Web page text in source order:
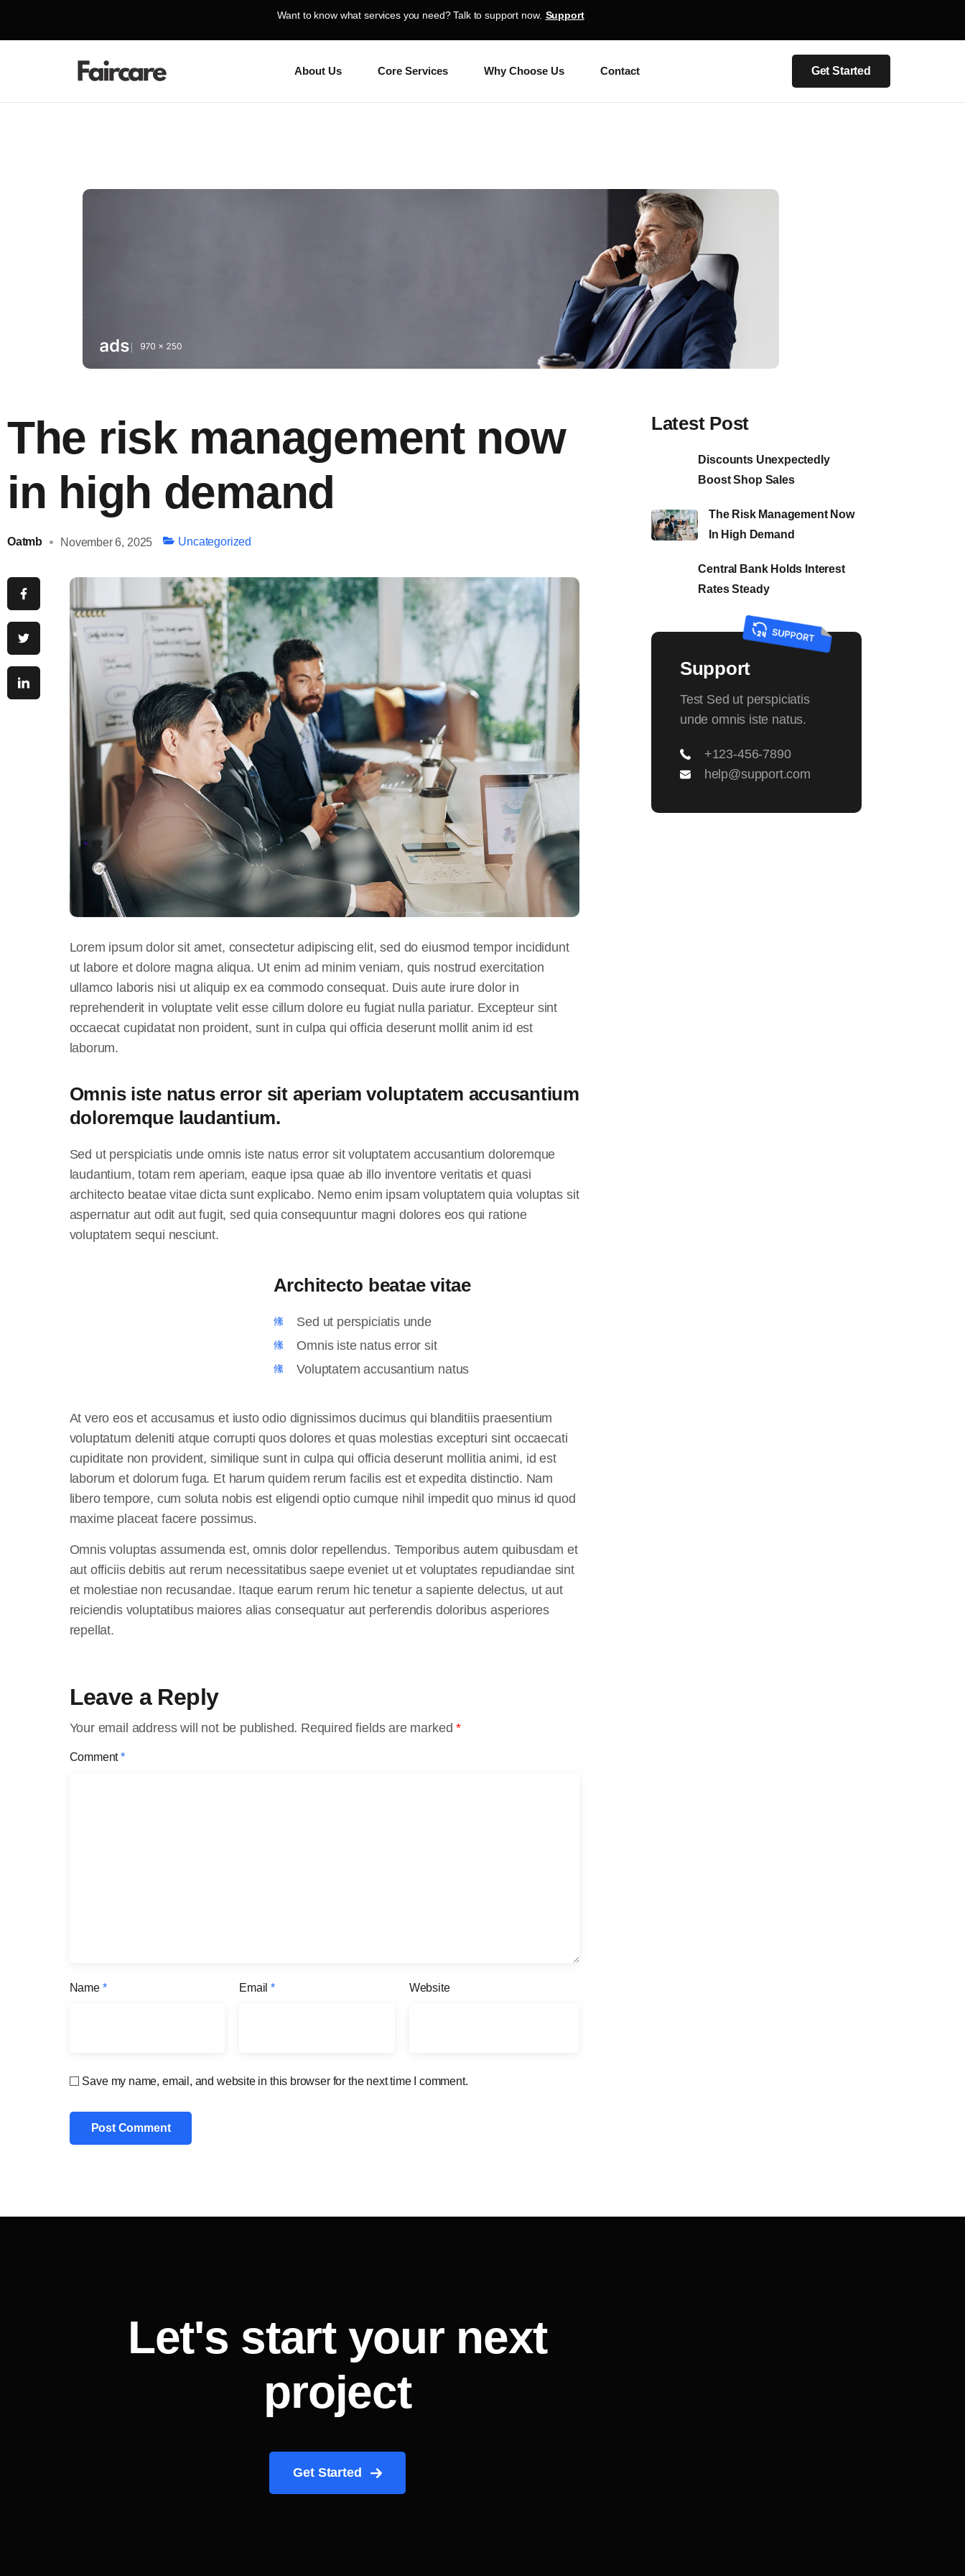
Want to know what services you need? Talk to support now. Support
About Us Core Services Why Choose Us Contact Get Started
The risk management now
in high demand
Oatmb November 6, 2025 Uncategorized
Lorem ipsum dolor sit amet, consectetur adipiscing elit, sed do eiusmod tempor incididunt
ut labore et dolore magna aliqua. Ut enim ad minim veniam, quis nostrud exercitation
ullamco laboris nisi ut aliquip ex ea commodo consequat. Duis aute irure dolor in
reprehenderit in voluptate velit esse cillum dolore eu fugiat nulla pariatur. Excepteur sint
occaecat cupidatat non proident, sunt in culpa qui officia deserunt mollit anim id est
laborum.
Omnis iste natus error sit aperiam voluptatem accusantium
doloremque laudantium.
Sed ut perspiciatis unde omnis iste natus error sit voluptatem accusantium doloremque
laudantium, totam rem aperiam, eaque ipsa quae ab illo inventore veritatis et quasi
architecto beatae vitae dicta sunt explicabo. Nemo enim ipsam voluptatem quia voluptas sit
aspernatur aut odit aut fugit, sed quia consequuntur magni dolores eos qui ratione
voluptatem sequi nesciunt.
Architecto beatae vitae
Sed ut perspiciatis unde
Omnis iste natus error sit
Voluptatem accusantium natus
At vero eos et accusamus et iusto odio dignissimos ducimus qui blanditiis praesentium
voluptatum deleniti atque corrupti quos dolores et quas molestias excepturi sint occaecati
cupiditate non provident, similique sunt in culpa qui officia deserunt mollitia animi, id est
laborum et dolorum fuga. Et harum quidem rerum facilis est et expedita distinctio. Nam
libero tempore, cum soluta nobis est eligendi optio cumque nihil impedit quo minus id quod
maxime placeat facere possimus.
Omnis voluptas assumenda est, omnis dolor repellendus. Temporibus autem quibusdam et
aut officiis debitis aut rerum necessitatibus saepe eveniet ut et voluptates repudiandae sint
et molestiae non recusandae. Itaque earum rerum hic tenetur a sapiente delectus, ut aut
reiciendis voluptatibus maiores alias consequatur aut perferendis doloribus asperiores
repellat.
Leave a Reply
Your email address will not be published. Required fields are marked*
Comment*
Name * Email* Website
Save my name, email, and website in this browser for the next time I comment.
Latest Post
Discounts Unexpectedly
Boost Shop Sales
The Risk Management Now
In High Demand
Central Bank Holds Interest
Rates Steady
Support
Test Sed ut perspiciatis
unde omnis iste natus.
+123-456-7890
help@support.com
Let's start your next
project
Get Started